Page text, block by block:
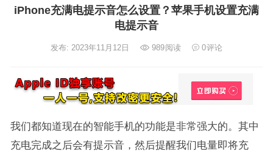
iPhone充满电提示音怎么设置？苹果手机设置充满
电提示音
发布: 2023年11月12日 989阅读 0评论
我们都知道现在的智能手机的功能是非常强大的。其中
充电完成之后会有提示音，然后提醒我们电量即将充